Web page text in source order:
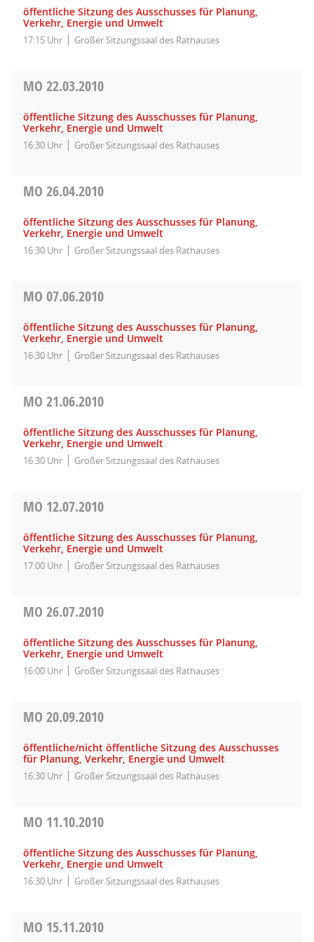
öffentliche Sitzung des Ausschusses für Planung,
Verkehr, Energie und Umwelt
17:15 Uhr Großer Sitzungssaal des Rathauses
MO 22.03.2010
öffentliche Sitzung des Ausschusses für Planung,
Verkehr, Energie und Umwelt
16:30 Uhr Großer Sitzungssaal des Rathauses
MO 26.04.2010
öffentliche Sitzung des Ausschusses für Planung,
Verkehr, Energie und Umwelt
16:30 Uhr Großer Sitzungssaal des Rathauses
MO 07.06.2010
öffentliche Sitzung des Ausschusses für Planung,
Verkehr, Energie und Umwelt
16:30 Uhr Großer Sitzungssaal des Rathauses
MO 21.06.2010
öffentliche Sitzung des Ausschusses für Planung,
Verkehr, Energie und Umwelt
16:30 Uhr Großer Sitzungssaal des Rathauses
MO 12.07.2010
öffentliche Sitzung des Ausschusses für Planung,
Verkehr, Energie und Umwelt
17:00 Uhr Großer Sitzungssaal des Rathauses
MO 26.07.2010
öffentliche Sitzung des Ausschusses für Planung,
Verkehr, Energie und Umwelt
16:00 Uhr Großer Sitzungssaal des Rathauses
MO 20.09.2010
öffentliche/nicht öffentliche Sitzung des Ausschusses
für Planung, Verkehr, Energie und Umwelt
16:30 Uhr Großer Sitzungssaal des Rathauses
MO 11.10.2010
öffentliche Sitzung des Ausschusses für Planung,
Verkehr, Energie und Umwelt
16:30 Uhr Großer Sitzungssaal des Rathauses
MO 15.11.2010